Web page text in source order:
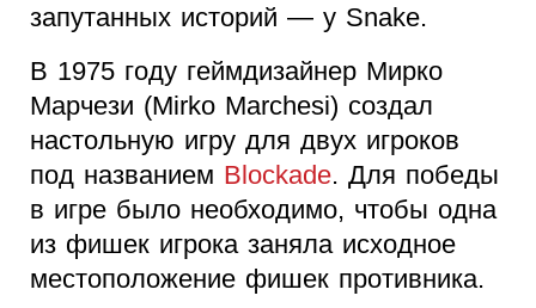
запутанных историй — у Snake.
В 1975 году геймдизайнер Мирко
Марчези (Mirko Marchesi) создал
настольную игру для двух игроков
под названием Blockade. Для победы
в игре было необходимо, чтобы одна
из фишек игрока заняла исходное
местоположение фишек противника.